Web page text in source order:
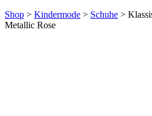
Shop > Kindermode > Schuhe >
Metallic Rose